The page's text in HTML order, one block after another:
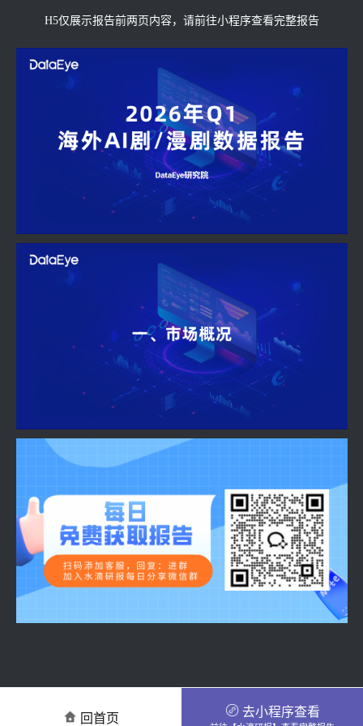
H5仅展示报告前两页内容，请前往小程序查看完整报告
回首页 去小程序查看